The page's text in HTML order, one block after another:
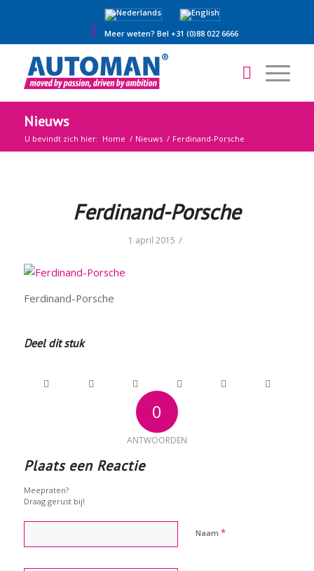
Meer weten? Bel +31 (0)88 022 6666
Nieuws
U bevindt zich hier: Home / Nieuws / Ferdinand-Porsche
Ferdinand-Porsche
1 april 2015 /
Ferdinand-Porsche
Deel dit stuk
0
ANTWOORDEN
Plaats een Reactie
Meepraten?
Draag gerust bij!
Naam *